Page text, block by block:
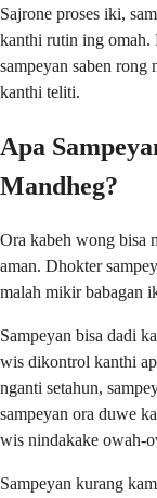
Sajrone proses iki,
kanthi rutin ing omah.
sampeyan saben rong
kanthi teliti.
Apa
Mandheg?
Ora kabeh wong bisa
aman. Dhokter
malah mikir babagan
Sampeyan bisa dadi
wis dikontrol kanthi
nganti setahun,
sampeyan ora duwe
wis nindakake owah-
Sampeyan kurang